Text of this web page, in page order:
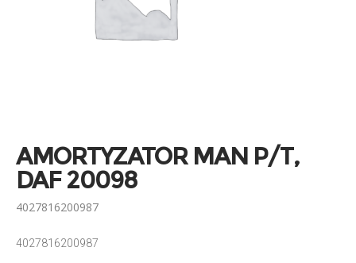
AMORTYZATOR MAN P/T,
DAF 20098
4027816200987
4027816200987